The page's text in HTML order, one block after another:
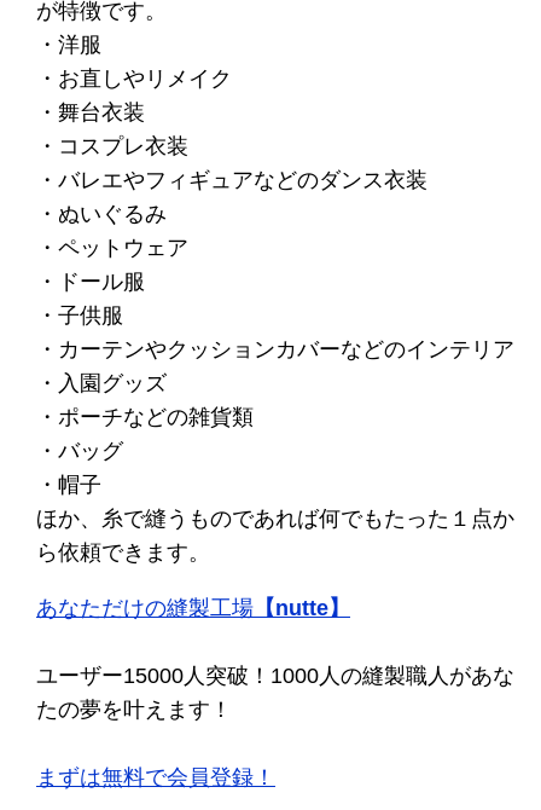
が特徴です。
・洋服
・お直しやリメイク
・舞台衣装
・コスプレ衣装
・バレエやフィギュアなどのダンス衣装
・ぬいぐるみ
・ペットウェア
・ドール服
・子供服
・カーテンやクッションカバーなどのインテリア
・入園グッズ
・ポーチなどの雑貨類
・バッグ
・帽子
ほか、糸で縫うものであれば何でもたった１点か
ら依頼できます。
あなただけの縫製工場 【nutte】
ユーザー15000人突破！1000人の縫製職人があな
たの夢を叶えます！
まずは無料で会員登録！